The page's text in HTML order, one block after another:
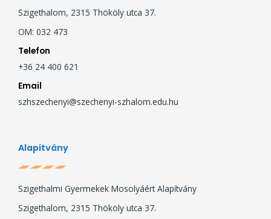
Szigethalom, 2315 Thököly utca 37.
OM: 032 473
Telefon
+36 24 400 621
Email
szhszechenyi@szechenyi-szhalom.edu.hu
Alapítvány
Szigethalmi Gyermekek Mosolyáért Alapítvány
Szigethalom, 2315 Thököly utca 37.